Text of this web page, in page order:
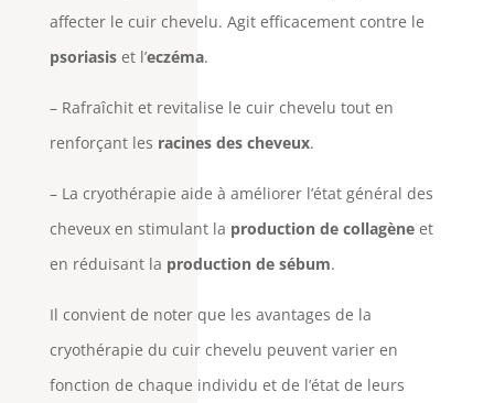
affecter le cuir chevelu. Agit efficacement contre le
psoriasiset l’eczéma.
– Rafraîchit et revitalise le cuir chevelu tout en
renforçant les racines des cheveux.
– La cryothérapie aide à améliorer l’état général des
cheveux en stimulant la production de collagèneet
en réduisant la production de sébum.
Il convient de noter que les avantages de la
cryothérapie du cuir chevelu peuvent varier en
fonction de chaque individu et de l’état de leurs